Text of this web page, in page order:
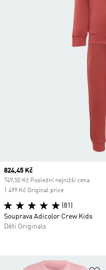
Current price
824,45 Kč
749,50 Kč Poslední nejnižší cena
1 499 Kč Original price
(81)
Souprava Adicolor Crew Kids
Děti Originals